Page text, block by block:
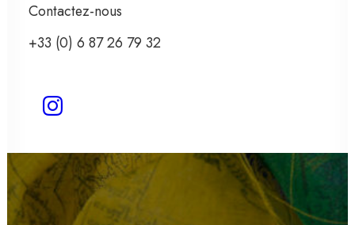
Contactez-nous
+33 (0) 6 87 26 79 32